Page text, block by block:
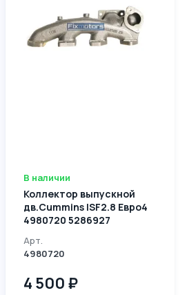
В наличии
Коллектор выпускной
дв.Cummins ISF2.8 Евро4
4980720 5286927
Арт.
4980720
4 500 ₽